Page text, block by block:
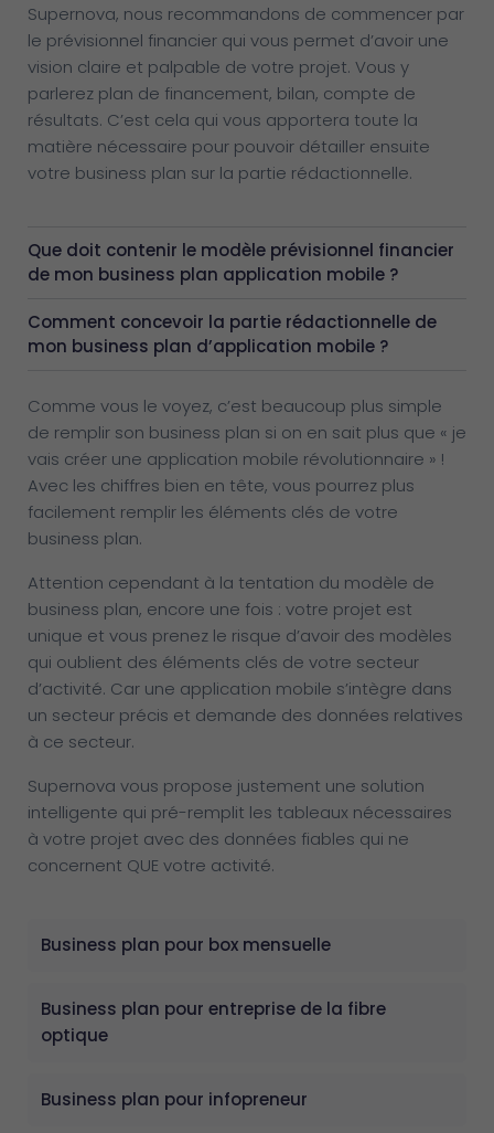
Supernova, nous recommandons de commencer par
le prévisionnel financier qui vous permet d’avoir une
vision claire et palpable de votre projet. Vous y
parlerez plan de financement, bilan, compte de
résultats. C’est cela qui vous apportera toute la
matière nécessaire pour pouvoir détailler ensuite
votre business plan sur la partie rédactionnelle.
Que doit contenir le modèle prévisionnel financier
de mon business plan application mobile ?
Comment concevoir la partie rédactionnelle de
mon business plan d’application mobile ?
Comme vous le voyez, c’est beaucoup plus simple
de remplir son business plan si on en sait plus que « je
vais créer une application mobile révolutionnaire » !
Avec les chiffres bien en tête, vous pourrez plus
facilement remplir les éléments clés de votre
business plan.
Attention cependant à la tentation du modèle de
business plan, encore une fois : votre projet est
unique et vous prenez le risque d’avoir des modèles
qui oublient des éléments clés de votre secteur
d’activité. Car une application mobile s’intègre dans
un secteur précis et demande des données relatives
à ce secteur.
Supernova vous propose justement une solution
intelligente qui pré-remplit les tableaux nécessaires
à votre projet avec des données fiables qui ne
concernent QUE votre activité.
Business plan pour box mensuelle
Business plan pour entreprise de la fibre
optique
Business plan pour infopreneur